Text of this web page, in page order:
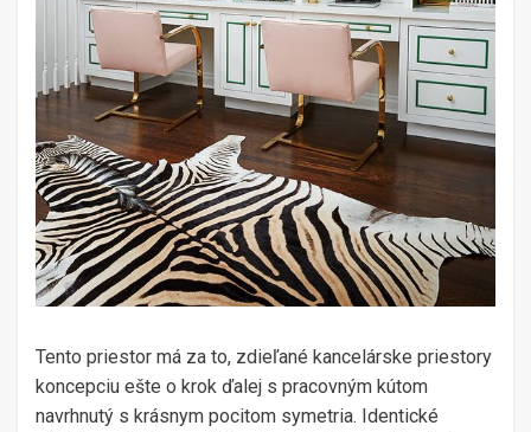
Tento priestor má za to, zdieľané kancelárske priestory
koncepciu ešte o krok ďalej s pracovným kútom
navrhnutý s krásnym pocitom symetria. Identické